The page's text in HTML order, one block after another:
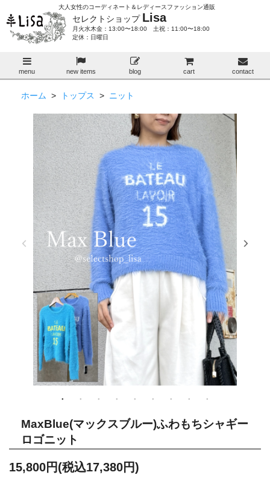
大人女性のコーディネート＆レディースファッション通販
セレクトショップ Lisa
月火水木金：13:00〜18:00 土祝：11:00〜18:00
定休：日曜日
menu new items blog cart contact
ホーム > トップス > ニット
MaxBlue(マックスブルー)ふわもちシャギー
ロゴニット
15,800円(税込17,380円)